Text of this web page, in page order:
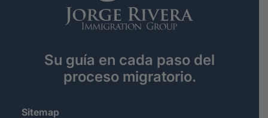
Su guía en cada paso del
proceso migratorio.
Sitemap